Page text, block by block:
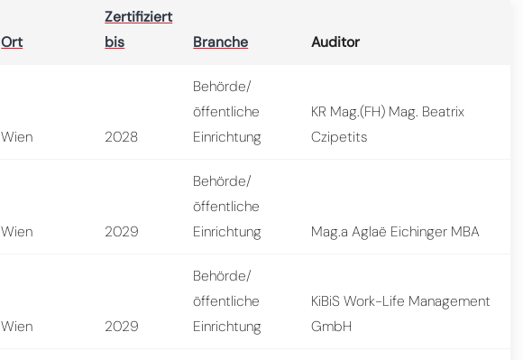
Ort
Zertifiziert
bis
Branche Auditor
Wien 2028
Behörde/
öffentliche
Einrichtung
KR Mag.(FH) Mag. Beatrix
Czipetits
Wien 2029
Behörde/
öffentliche
Einrichtung
Mag.a Aglaë Eichinger MBA
Wien 2029
Behörde/
öffentliche
Einrichtung
KiBiS Work-Life Management
GmbH